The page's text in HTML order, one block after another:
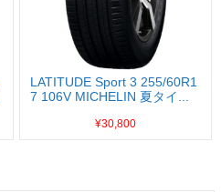
LATITUDE Sport 3 255/60R1
7 106V MICHELIN 夏タイ...
¥30,800